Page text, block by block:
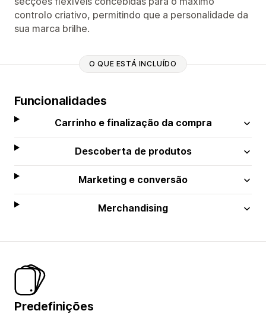
controlo criativo, permitindo que a personalidade da
sua marca brilhe.
O QUE ESTÁ INCLUÍDO
Funcionalidades
Carrinho e finalização da compra
Descoberta de produtos
Marketing e conversão
Merchandising
Predefinições